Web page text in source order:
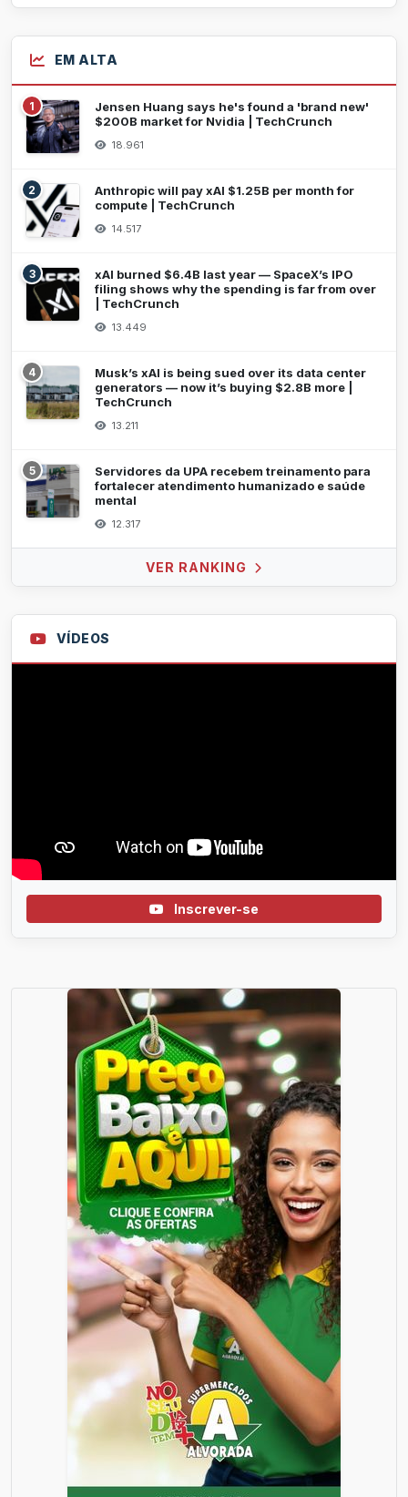
EM ALTA
1
Jensen Huang says he's found a 'brand new'
$200B market for Nvidia | TechCrunch
18.961
2
Anthropic will pay xAI $1.25B per month for
compute | TechCrunch
14.517
3
xAI burned $6.4B last year — SpaceX’s IPO
filing shows why the spending is far from over
| TechCrunch
13.449
4
Musk’s xAI is being sued over its data center
generators — now it’s buying $2.8B more |
TechCrunch
13.211
5
Servidores da UPA recebem treinamento para
fortalecer atendimento humanizado e saúde
mental
12.317
VER RANKING
VÍDEOS
Inscrever-se